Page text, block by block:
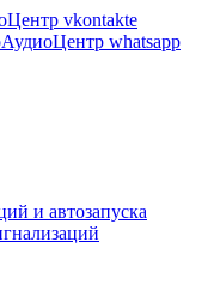
и автозапуска